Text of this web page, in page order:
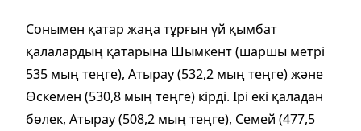
Сонымен қатар жаңа тұрғын үй қымбат
қалалардың қатарына Шымкент (шаршы метрі
535 мың теңге), Атырау (532,2 мың теңге) және
Өскемен (530,8 мың теңге) кірді. Ірі екі қаладан
бөлек, Атырау (508,2 мың теңге), Семей (477,5